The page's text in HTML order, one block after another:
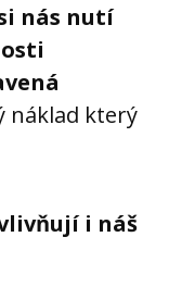
nás nutí
náklad který
i náš